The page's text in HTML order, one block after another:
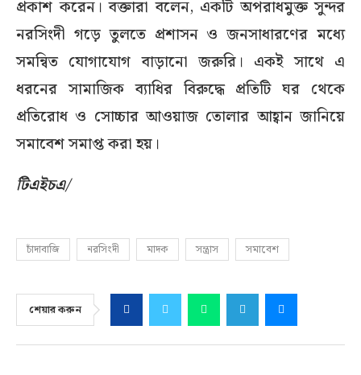
প্রকাশ করেন। বক্তারা বলেন, একটি অপরাধমুক্ত সুন্দর
নরসিংদী গড়ে তুলতে প্রশাসন ও জনসাধারণের মধ্যে
সমন্বিত যোগাযোগ বাড়ানো জরুরি। একই সাথে এ
ধরনের সামাজিক ব্যাধির বিরুদ্ধে প্রতিটি ঘর থেকে
প্রতিরোধ ও সোচ্চার আওয়াজ তোলার আহ্বান জানিয়ে
সমাবেশ সমাপ্ত করা হয়।
টিএইচএ/
চাঁদাবাজি নরসিংদী মাদক সন্ত্রাস সমাবেশ
শেয়ার করুন